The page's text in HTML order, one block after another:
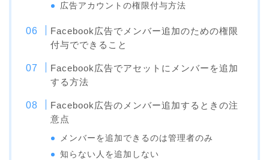
広告アカウントの権限付与方法
Facebook広告でメンバー追加のための権限
付与でできること
Facebook広告でアセットにメンバーを追加
する方法
Facebook広告のメンバー追加するときの注
意点
メンバーを追加できるのは管理者のみ
知らない人を追加しない